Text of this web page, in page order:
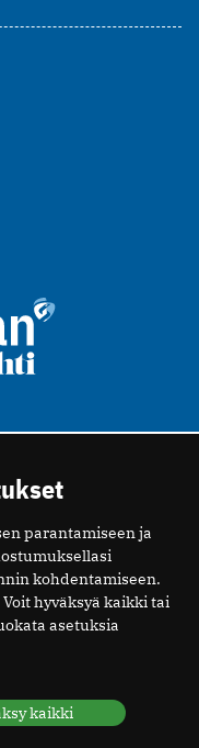
parantamiseen ja
kohdentamiseen.
Voit hyväksyä kaikki tai
asetuksia
kaikki